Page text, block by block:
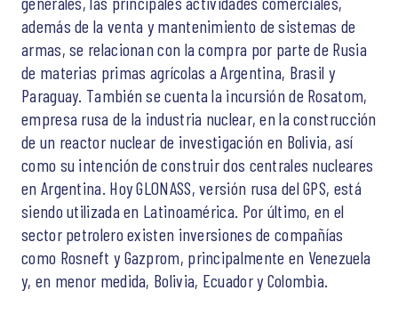
además de la venta y mantenimiento de sistemas de
armas, se relacionan con la compra por parte de Rusia
de materias primas agrícolas a Argentina, Brasil y
Paraguay. También se cuenta la incursión de Rosatom,
empresa rusa de la industria nuclear, en la construcción
de un reactor nuclear de investigación en Bolivia, así
como su intención de construir dos centrales nucleares
en Argentina. Hoy GLONASS, versión rusa del GPS, está
siendo utilizada en Latinoamérica. Por último, en el
sector petrolero existen inversiones de compañías
como Rosneft y Gazprom, principalmente en Venezuela
y, en menor medida, Bolivia, Ecuador y Colombia.